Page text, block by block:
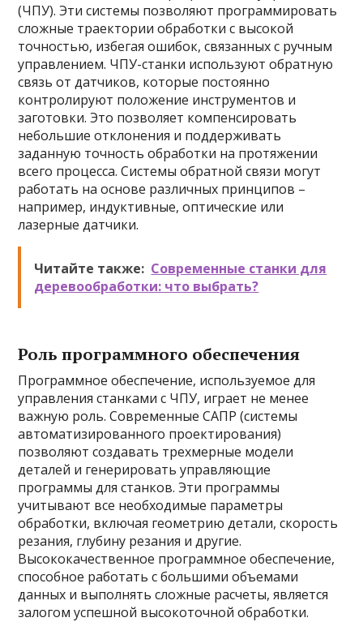
(ЧПУ). Эти системы позволяют программировать
сложные траектории обработки с высокой
точностью, избегая ошибок, связанных с ручным
управлением. ЧПУ-станки используют обратную
связь от датчиков, которые постоянно
контролируют положение инструментов и
заготовки. Это позволяет компенсировать
небольшие отклонения и поддерживать
заданную точность обработки на протяжении
всего процесса. Системы обратной связи могут
работать на основе различных принципов –
например, индуктивные, оптические или
лазерные датчики.
Читайте также: Современные станки для
деревообработки: что выбрать?
Роль программного обеспечения
Программное обеспечение, используемое для
управления станками с ЧПУ, играет не менее
важную роль. Современные САПР (системы
автоматизированного проектирования)
позволяют создавать трехмерные модели
деталей и генерировать управляющие
программы для станков. Эти программы
учитывают все необходимые параметры
обработки, включая геометрию детали, скорость
резания, глубину резания и другие.
Высококачественное программное обеспечение,
способное работать с большими объемами
данных и выполнять сложные расчеты, является
залогом успешной высокоточной обработки.